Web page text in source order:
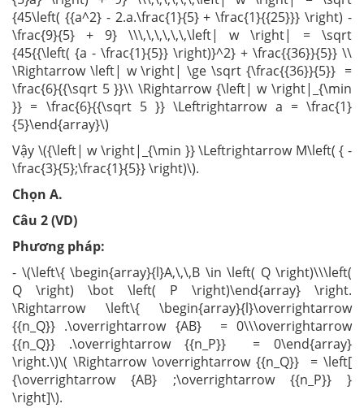
{45\left( {{a^2} - 2.a.\frac{1}{5} + \frac{1}{{25}}} \right) -
\frac{9}{5} + 9} \\\,\,\,\,\,\,\left| w \right| = \sqrt
{45{{\left( {a - \frac{1}{5}} \right)}^2} + \frac{{36}}{5}} \\
\Rightarrow \left| w \right| \ge \sqrt {\frac{{36}}{5}} =
\frac{6}{{\sqrt 5 }}\\ \Rightarrow {\left| w \right|_{\min
}} = \frac{6}{{\sqrt 5 }} \Leftrightarrow a = \frac{1}
{5}\end{array}\)
Vậy \({\left| w \right|_{\min }} \Leftrightarrow M\left( { -
\frac{3}{5};\frac{1}{5}} \right)\).
Chọn A.
Câu 2 (VD)
Phương pháp:
- \(\left\{ \begin{array}{l}A,\,\,B \in \left( Q \right)\\\left(
Q \right) \bot \left( P \right)\end{array} \right.
\Rightarrow \left\{ \begin{array}{l}\overrightarrow
{{n_Q}} .\overrightarrow {AB} = 0\\\overrightarrow
{{n_Q}} .\overrightarrow {{n_P}} = 0\end{array}
\right.\)\( \Rightarrow \overrightarrow {{n_Q}} = \left[
{\overrightarrow {AB} ;\overrightarrow {{n_P}} }
\right]\).